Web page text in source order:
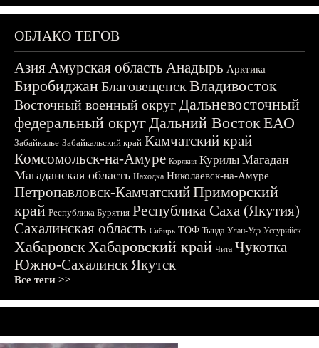
ОБЛАКО ТЕГОВ
АзияАмурская область Анадырь Арктика
БиробиджанБлаговещенскВладивосток
Восточный военный округДальневосточный
федеральный округДальний ВостокЕАО
Забайкалье Забайкальский край Камчатский край
Комсомольск-на-Амуре Корякия Курилы Магадан
Магаданская область Находка Николаевск-на-Амуре
Петропавловск-КамчатскийПриморский
край Республика Бурятия Республика Саха (Якутия)
Сахалинская область Сибирь ТОФ Тында Улан-Удэ Уссурийск
ХабаровскХабаровский край Чита Чукотка
Южно-СахалинскЯкутск
Все теги >>